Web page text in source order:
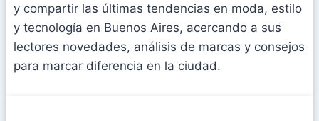
y compartir las últimas tendencias en moda, estilo
y tecnología en Buenos Aires, acercando a sus
lectores novedades, análisis de marcas y consejos
para marcar diferencia en la ciudad.